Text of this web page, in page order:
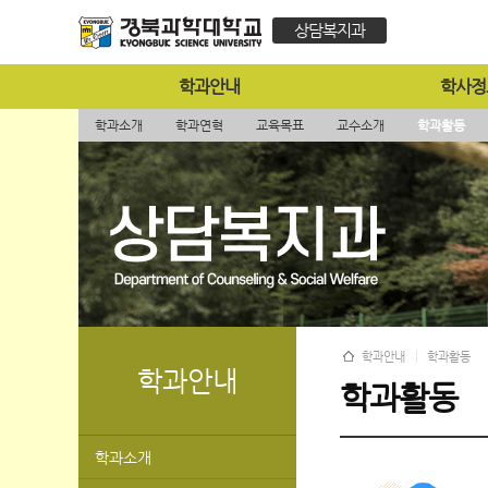
상담복지과
학과안내
학과소개 학과연혁 교육목표 교수소개 학과활동
학사
학과안내
학과소개
학과안내 학과활동
학과활동